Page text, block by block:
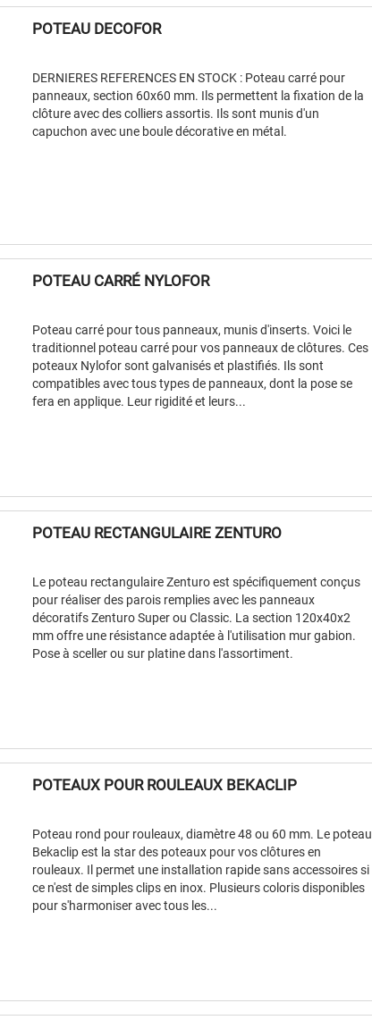
POTEAU DECOFOR
DERNIERES REFERENCES EN STOCK : Poteau carré pour
panneaux, section 60x60 mm. Ils permettent la fixation de la
clôture avec des colliers assortis. Ils sont munis d'un
capuchon avec une boule décorative en métal.
POTEAU CARRÉ NYLOFOR
Poteau carré pour tous panneaux, munis d'inserts. Voici le
traditionnel poteau carré pour vos panneaux de clôtures. Ces
poteaux Nylofor sont galvanisés et plastifiés. Ils sont
compatibles avec tous types de panneaux, dont la pose se
fera en applique. Leur rigidité et leurs...
POTEAU RECTANGULAIRE ZENTURO
Le poteau rectangulaire Zenturo est spécifiquement conçus
pour réaliser des parois remplies avec les panneaux
décoratifs Zenturo Super ou Classic. La section 120x40x2
mm offre une résistance adaptée à l'utilisation mur gabion.
Pose à sceller ou sur platine dans l'assortiment.
POTEAUX POUR ROULEAUX BEKACLIP
Poteau rond pour rouleaux, diamètre 48 ou 60 mm. Le poteau
Bekaclip est la star des poteaux pour vos clôtures en
rouleaux. Il permet une installation rapide sans accessoires si
ce n'est de simples clips en inox. Plusieurs coloris disponibles
pour s'harmoniser avec tous les...